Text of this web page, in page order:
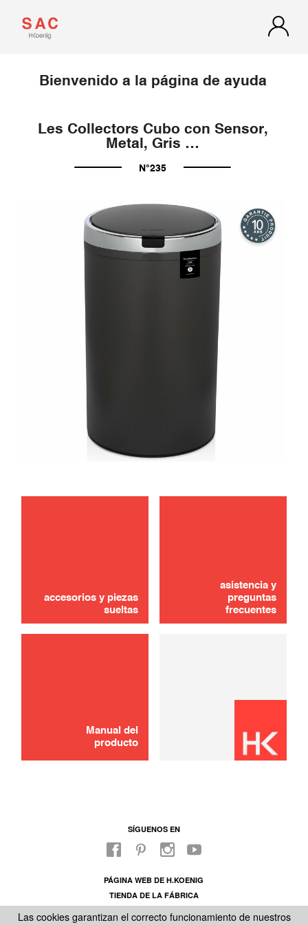
Bienvenido a la página de ayuda
Les Collectors Cubo con Sensor,
Metal, Gris …
N°235
accesorios y piezas
sueltas
asistencia y
preguntas
frecuentes
Manual del
producto
SÍGUENOS EN
PÁGINA WEB DE H.KOENIG
TIENDA DE LA FÁBRICA
Las cookies garantizan el correcto funcionamiento de nuestros